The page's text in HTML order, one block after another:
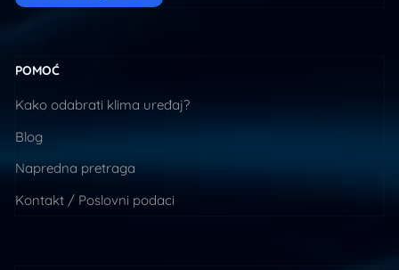
POMOĆ
Kako odabrati klima uređaj?
Blog
Napredna pretraga
Kontakt / Poslovni podaci